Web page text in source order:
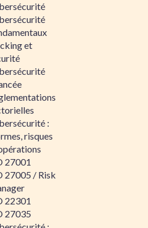
et
:
risques
27001
27005 / Risk
22301
27035